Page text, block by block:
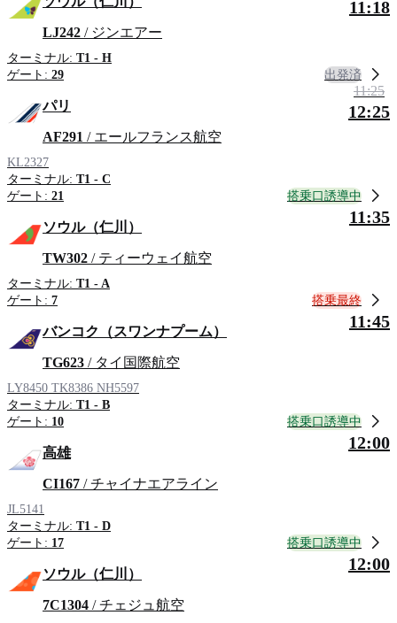
LJ242 / ジンエアー
ターミナル: T1 - H
ゲート: 29
11:18
出発済
パリ
AF291 / エールフランス航空
KL2327
ターミナル: T1 - C
ゲート: 21
11:25
12:25
搭乗口誘導中
ソウル（仁川）
TW302 / ティーウェイ航空
ターミナル: T1 - A
ゲート: 7
11:35
搭乗最終
バンコク（スワンナプーム）
TG623 / タイ国際航空
LY8450 TK8386 NH5597
ターミナル: T1 - B
ゲート: 10
11:45
搭乗口誘導中
高雄
CI167 / チャイナエアライン
JL5141
ターミナル: T1 - D
ゲート: 17
12:00
搭乗口誘導中
ソウル（仁川）
7C1304 / チェジュ航空
12:00